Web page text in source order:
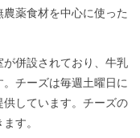
薬食材を中心に使った
併設されており、牛乳
チーズは毎週土曜日に
しています。チーズの
す。